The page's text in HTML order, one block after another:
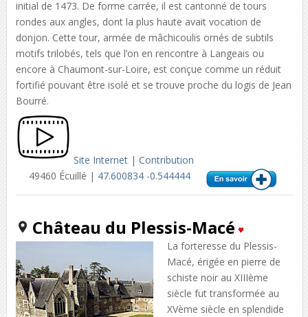
initial de 1473. De forme carrée, il est cantonné de tours
rondes aux angles, dont la plus haute avait vocation de
donjon. Cette tour, armée de mâchicoulis ornés de subtils
motifs trilobés, tels que l’on en rencontre à Langeais ou
encore à Chaumont-sur-Loire, est conçue comme un réduit
fortifié pouvant être isolé et se trouve proche du logis de Jean
Bourré.
Site Internet| Contribution
49460 Écuillé | 47.600834 -0.544444
Château du Plessis-Macé
La forteresse du Plessis-
Macé, érigée en pierre de
schiste noir au XIIIème
siècle fut transformée au
XVème siècle en splendide